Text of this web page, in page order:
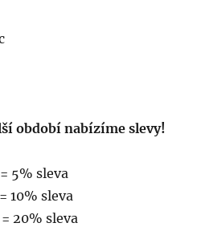
období nabízíme slevy!
5% sleva
10% sleva
20% sleva